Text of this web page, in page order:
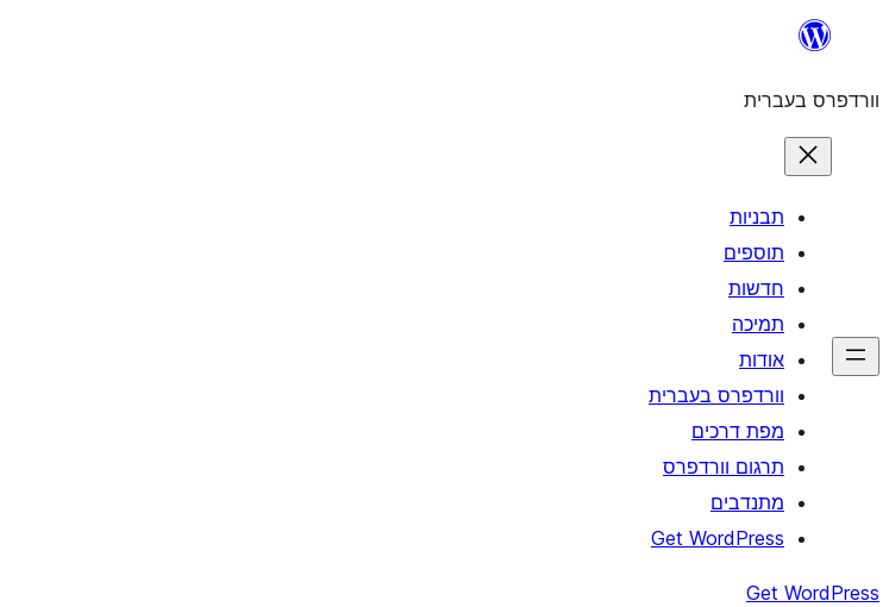
וורדפרס בעברית
תבניות
תוספים
חדשות
תמיכה
אודות
וורדפרס בעברית
מפת דרכים
תרגום וורדפרס
מתנדבים
Get WordPress
Get WordPress